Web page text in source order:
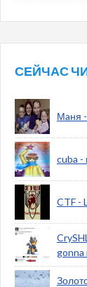
СЕЙЧАС
Мaня
cuba -
CTF -
gonna